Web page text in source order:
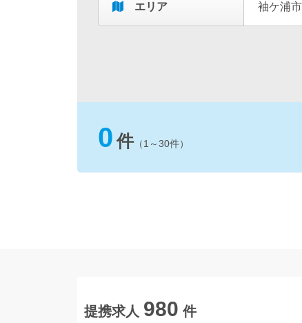
エリア 袖ケ浦市
0 件（1～30件）
提携求人 980 件